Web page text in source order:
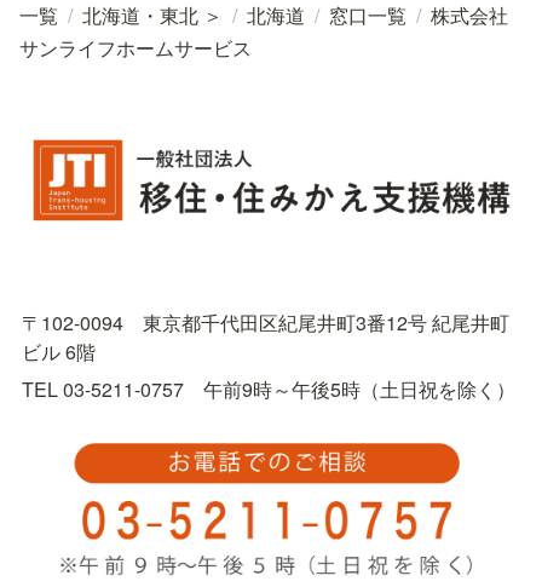
一覧 / 北海道・東北 ＞ / 北海道 / 窓口一覧 / 株式会社
サンライフホームサービス
〒102-0094　東京都千代田区紀尾井町3番12号 紀尾井町
ビル 6階
TEL 03-5211-0757　午前9時～午後5時（土日祝を除く）